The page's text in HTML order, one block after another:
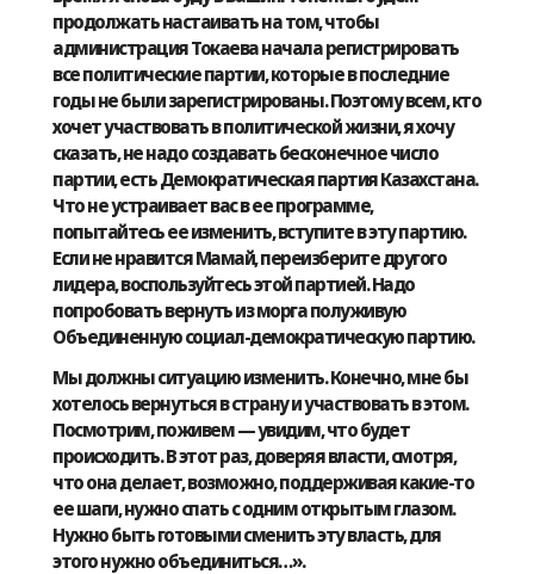
продолжать настаивать на том, чтобы
администрация Токаева начала регистрировать
все политические партии, которые в последние
годы не были зарегистрированы. Поэтому всем, кто
хочет участвовать в политической жизни, я хочу
сказать, не надо создавать бесконечное число
партии, есть Демократическая партия Казахстана.
Что не устраивает вас в ее программе,
попытайтесь ее изменить, вступите в эту партию.
Если не нравится Мамай, переизберите другого
лидера, воспользуйтесь этой партией. Надо
попробовать вернуть из морга полуживую
Объединенную социал-демократическую партию.
Мы должны ситуацию изменить. Конечно, мне бы
хотелось вернуться в страну и участвовать в этом.
Посмотрим, поживем — увидим, что будет
происходить. В этот раз, доверяя власти, смотря,
что она делает, возможно, поддерживая какие-то
ее шаги, нужно спать с одним открытым глазом.
Нужно быть готовыми сменить эту власть, для
этого нужно объединиться…».